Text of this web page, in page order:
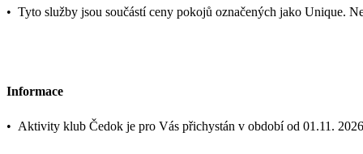
• Tyto služby jsou součástí ceny pokojů označených jako Unique.
Informace
• Aktivity klub Čedok je pro Vás přichystán v období od 01.11.